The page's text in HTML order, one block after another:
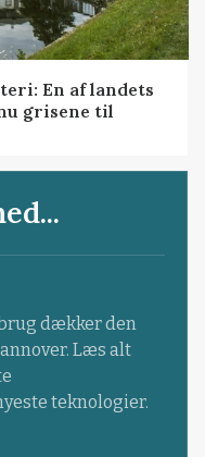
En af landets
grisene til
dækker den
Læs alt
teknologier.